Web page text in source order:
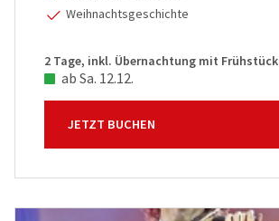
Weihnachtsgeschichte
2 Tage, inkl. Übernachtung mit Frühstück
ab Sa. 12.12.
JETZT BUCHEN